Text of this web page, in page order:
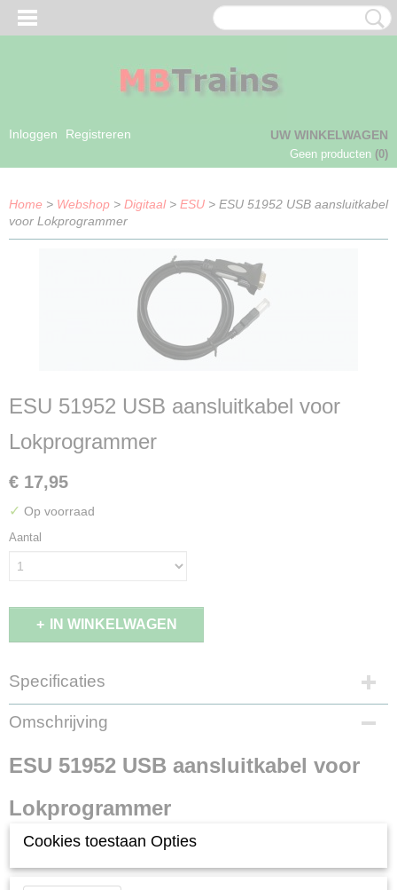
Inloggen Registreren UW WINKELWAGEN
Geen producten (0)
Home > Webshop > Digitaal> ESU > ESU 51952 USB aansluitkabel
voor Lokprogrammer
ESU 51952 USB aansluitkabel voor
Lokprogrammer
€ 17,95
✓ Op voorraad
Aantal
IN WINKELWAGEN
Specificaties
Productcode leverancier
51952
Digitaal
Nieuw
Omschrijving
ESU 51952 USB aansluitkabel voor
Lokprogrammer
Kabel USB-A naar RS232
Lengte 1,80m
Cookies toestaan Opties